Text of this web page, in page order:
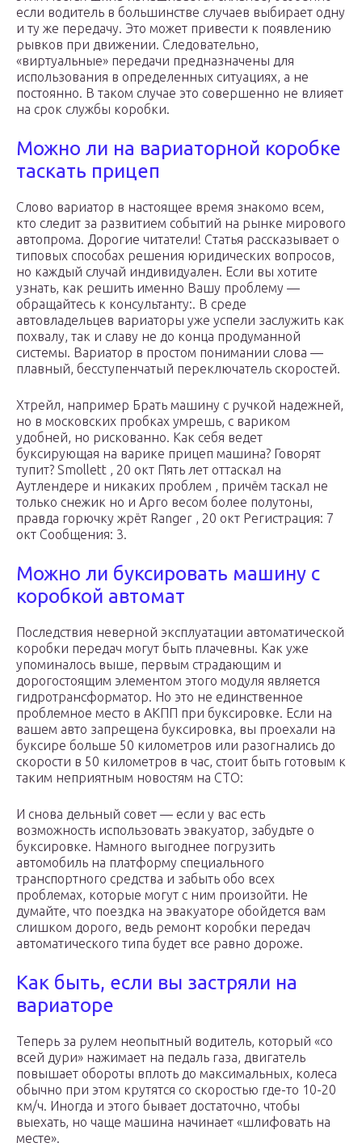
если водитель в большинстве случаев выбирает одну
и ту же передачу. Это может привести к появлению
рывков при движении. Следовательно,
«виртуальные» передачи предназначены для
использования в определенных ситуациях, а не
постоянно. В таком случае это совершенно не влияет
на срок службы коробки.
Можно ли на вариаторной коробке
таскать прицеп
Слово вариатор в настоящее время знакомо всем,
кто следит за развитием событий на рынке мирового
автопрома. Дорогие читатели! Статья рассказывает о
типовых способах решения юридических вопросов,
но каждый случай индивидуален. Если вы хотите
узнать, как решить именно Вашу проблему —
обращайтесь к консультанту:. В среде
автовладельцев вариаторы уже успели заслужить как
похвалу, так и славу не до конца продуманной
системы. Вариатор в простом понимании слова —
плавный, бесступенчатый переключатель скоростей.
Хтрейл, например Брать машину с ручкой надежней,
но в московских пробках умрешь, с вариком
удобней, но рискованно. Как себя ведет
буксирующая на варике прицеп машина? Говорят
тупит? Smollett , 20 окт Пять лет оттаскал на
Аутлендере и никаких проблем , причём таскал не
только снежик но и Арго весом более полутоны,
правда горючку жрёт Ranger , 20 окт Регистрация: 7
окт Сообщения: 3.
Можно ли буксировать машину с
коробкой автомат
Последствия неверной эксплуатации автоматической
коробки передач могут быть плачевны. Как уже
упоминалось выше, первым страдающим и
дорогостоящим элементом этого модуля является
гидротрансформатор. Но это не единственное
проблемное место в АКПП при буксировке. Если на
вашем авто запрещена буксировка, вы проехали на
буксире больше 50 километров или разогнались до
скорости в 50 километров в час, стоит быть готовым к
таким неприятным новостям на СТО:
И снова дельный совет — если у вас есть
возможность использовать эвакуатор, забудьте о
буксировке. Намного выгоднее погрузить
автомобиль на платформу специального
транспортного средства и забыть обо всех
проблемах, которые могут с ним произойти. Не
думайте, что поездка на эвакуаторе обойдется вам
слишком дорого, ведь ремонт коробки передач
автоматического типа будет все равно дороже.
Как быть, если вы застряли на
вариаторе
Теперь за рулем неопытный водитель, который «со
всей дури» нажимает на педаль газа, двигатель
повышает обороты вплоть до максимальных, колеса
обычно при этом крутятся со скоростью где-то 10-20
км/ч. Иногда и этого бывает достаточно, чтобы
выехать, но чаще машина начинает «шлифовать на
месте».